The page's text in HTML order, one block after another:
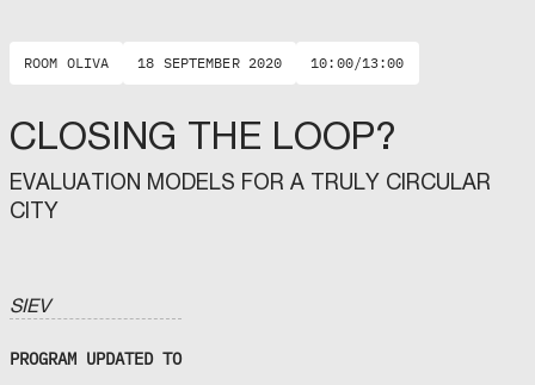
ROOM OLIVA 18 SEPTEMBER 2020 10:00/13:00
CLOSING THE LOOP?
EVALUATION MODELS FOR A TRULY CIRCULAR
CITY
SIEV
PROGRAM UPDATED TO